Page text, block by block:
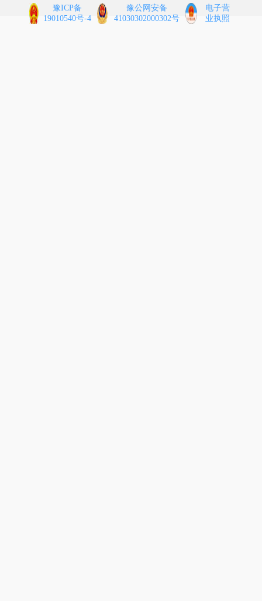
豫ICP备
19010540号-4
豫公网安备
41030302000302号
电子营
业执照